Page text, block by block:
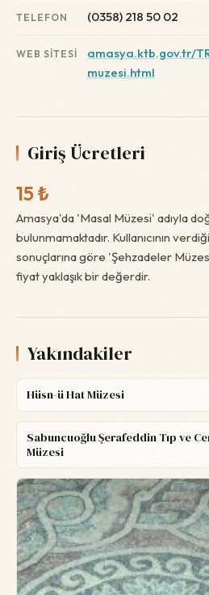
TELEFON (0358) 218 50 02
WEB SITESI
amasya.ktb.gov.tr/
muzesi.html
Giriş Ücretleri
15 ₺
Amasya'da 'Masal Müzesi' adıyla
bulunmamaktadır. Kullanıcının
sonuçlarına göre 'Şehzadeler
fiyat yaklaşık bir değerdir.
Yakındakiler
Hüsn-ü Hat Müzesi
Sabuncuoğlu Şerafeddin Tıp ve
Müzesi